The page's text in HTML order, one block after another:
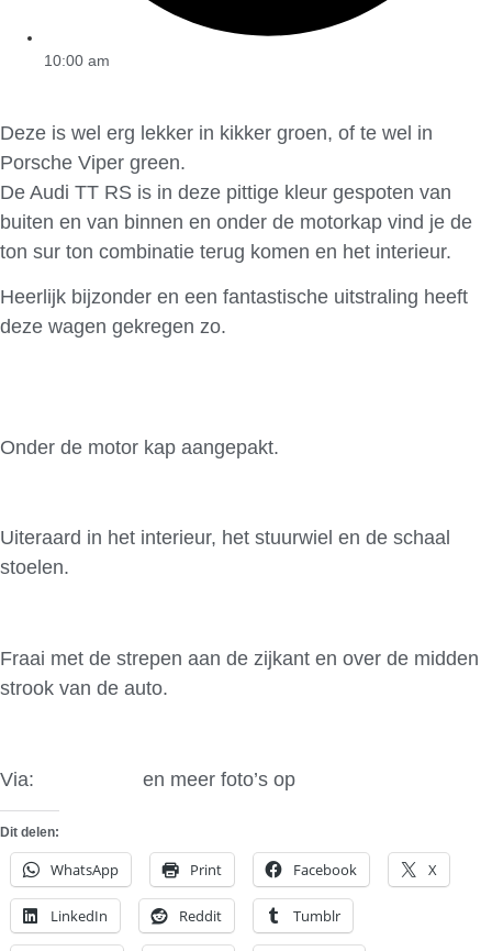
10:00 am
Deze is wel erg lekker in kikker groen, of te wel in
Porsche Viper green.
De Audi TT RS is in deze pittige kleur gespoten van
buiten en van binnen en onder de motorkap vind je de
ton sur ton combinatie terug komen en het interieur.
Heerlijk bijzonder en een fantastische uitstraling heeft
deze wagen gekregen zo.
Onder de motor kap aangepakt.
Uiteraard in het interieur, het stuurwiel en de schaal
stoelen.
Fraai met de strepen aan de zijkant en over de midden
strook van de auto.
Via: en meer foto’s op
Dit delen:
WhatsApp Print Facebook X
LinkedIn Reddit Tumblr